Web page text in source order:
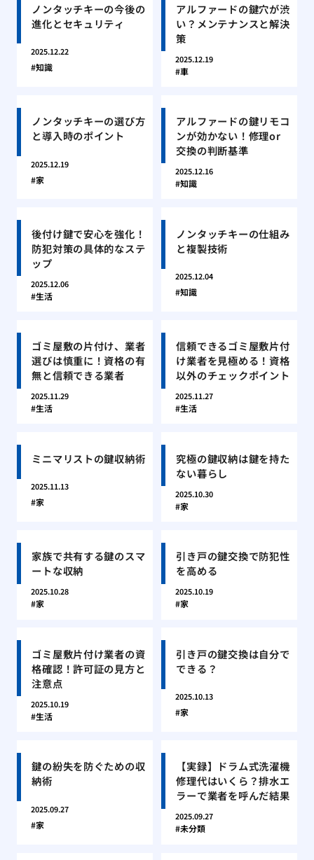
ノンタッチキーの今後の
進化とセキュリティ
2025.12.22
知識
アルファードの鍵穴が渋
い？メンテナンスと解決
策
2025.12.19
車
ノンタッチキーの選び方
と導入時のポイント
2025.12.19
家
アルファードの鍵リモコ
ンが効かない！修理or
交換の判断基準
2025.12.16
知識
後付け鍵で安心を強化！
防犯対策の具体的なステ
ップ
2025.12.06
生活
ノンタッチキーの仕組み
と複製技術
2025.12.04
知識
ゴミ屋敷の片付け、業者
選びは慎重に！資格の有
無と信頼できる業者
2025.11.29
生活
信頼できるゴミ屋敷片付
け業者を見極める！資格
以外のチェックポイント
2025.11.27
生活
ミニマリストの鍵収納術
2025.11.13
家
究極の鍵収納は鍵を持た
ない暮らし
2025.10.30
家
家族で共有する鍵のスマ
ートな収納
2025.10.28
家
引き戸の鍵交換で防犯性
を高める
2025.10.19
家
ゴミ屋敷片付け業者の資
格確認！許可証の見方と
注意点
2025.10.19
生活
引き戸の鍵交換は自分で
できる？
2025.10.13
家
鍵の紛失を防ぐための収
納術
2025.09.27
家
【実録】ドラム式洗濯機
修理代はいくら？排水エ
ラーで業者を呼んだ結果
2025.09.27
未分類